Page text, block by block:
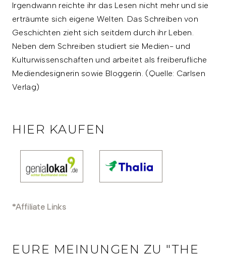
Irgendwann reichte ihr das Lesen nicht mehr und sie
erträumte sich eigene Welten. Das Schreiben von
Geschichten zieht sich seitdem durch ihr Leben.
Neben dem Schreiben studiert sie Medien- und
Kulturwissenschaften und arbeitet als freiberufliche
Mediendesignerin sowie Bloggerin. (Quelle: Carlsen
Verlag)
HIER KAUFEN
*Affiliate Links
EURE MEINUNGEN ZU "THE